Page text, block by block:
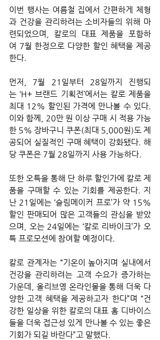
이번 행사는 여름철 집에서 간편하게 체형
과 건강을 관리하려는 소비자들의 위해 마
련되었으며, 칼로의 대표 제품을 포함하
여 7월 한정으로 다양한 할인 혜택을 제공
한다.
먼저, 7월 21일부터 28일까지 진행되
는 ‘H+ 브랜드 기획전’에서는 칼로 제품을
최대 12% 할인된 가격에 만나볼 수 있다.
이와 함께, 20만 원 이상 구매 시 적용 가능
한 5% 장바구니 쿠폰(최대 5,000원)도 제
공되어 실질적인 구매 혜택이 강화됐다. 해
당 쿠폰은 7월 28일까지 사용 가능하다.
또한 오특을 통해 단 하루 할인가에 칼로 제
품을 구매할 수 있는 기회를 제공한다. 지
난 21일에는 ‘슬림메이커 프로’가 약 15%
할인 판매되어 많은 고객들의 관심을 받았
으며, 오는 24일에는 ‘칼로 리바이크’가 오
특 프로모션에 참여할 예정이다.
칼로 관계자는 “기온이 높아지며 실내에서
건강을 관리하려는 고객 수요가 증가하는
가운데, 올리브영 온라인몰을 통해 더욱 다
양한 고객 혜택을 제공하고자 한다”며 “건
강한 일상을 위한 칼로의 대표 홈 디바이스
들을 더욱 접근성 있게 만나볼 수 있는 좋은
기회가 되길 바란다”고 말했다.